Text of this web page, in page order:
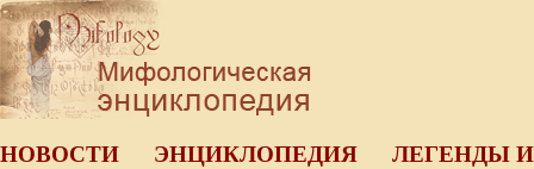
НОВОСТИ ЭНЦИКЛОПЕДИЯ
ЛЕГЕНДЫ И